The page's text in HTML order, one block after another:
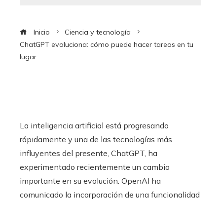
Inicio
Ciencia y tecnología
ChatGPT evoluciona: cómo puede hacer tareas en tu
lugar
La inteligencia artificial está progresando
rápidamente y una de las tecnologías más
influyentes del presente, ChatGPT, ha
experimentado recientemente un cambio
importante en su evolución. OpenAI ha
comunicado la incorporación de una funcionalidad